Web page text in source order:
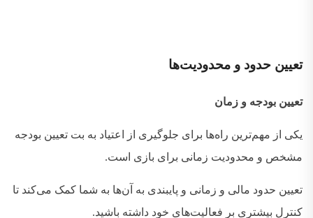
تعیین حدود و محدودیت‌ها
تعیین بودجه و زمان
یکی از مهم‌ترین راه‌ها برای جلوگیری از اعتیاد به بت تعیین بودجه
مشخص و محدودیت زمانی برای بازی است.
تعیین حدود مالی و زمانی و پایبندی به آن‌ها به شما کمک می‌کند تا
کنترل بیشتری بر فعالیت‌های خود داشته باشید.